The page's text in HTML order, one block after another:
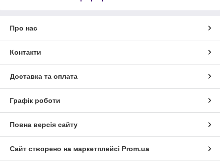
Про нас
Контакти
Доставка та оплата
Графік роботи
Повна версія сайту
Сайт створено на маркетплейсі Prom.ua